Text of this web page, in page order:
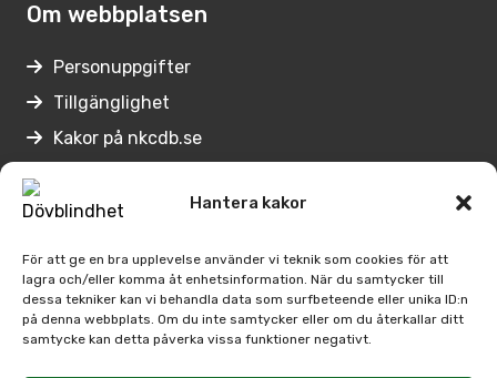
Hantera kakor
För att ge en bra upplevelse använder vi teknik som cookies för att
lagra och/eller komma åt enhetsinformation. När du samtycker till
dessa tekniker kan vi behandla data som surfbeteende eller unika ID:n
på denna webbplats. Om du inte samtycker eller om du återkallar ditt
samtycke kan detta påverka vissa funktioner negativt.
Om webbplatsen
Personuppgifter
Tillgänglighet
Kakor på nkcdb.se
Medarbetare på Nkcdb
Regionernas